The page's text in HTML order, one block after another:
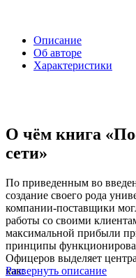
Описание
Об авторе
Характеристики
О чём книга
сети»
По приведенным во
создание своего рода
компании-поставщики
работы со своими
максимальной прибыли
принципы
Офицеров выделяет
как:
Развернуть описание